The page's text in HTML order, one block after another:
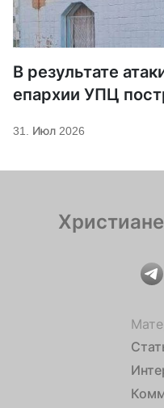
В результате
епархии УПЦ
31. Июл 2026